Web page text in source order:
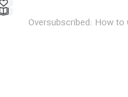
Oversubscribed: How